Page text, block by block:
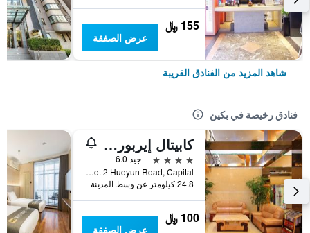
155 ﷼
عرض الصفقة
شاهد المزيد من الفنادق القريبة
فنادق رخيصة في بكين
كابيتال إيربورت إنترناشونال هوتل
4 نجوم
جيد 6.0
No. 2 Huoyun Road, Capital, بكين, الصين
24.8 كيلومتر عن وسط المدينة
100 ﷼
عرض الصفقة